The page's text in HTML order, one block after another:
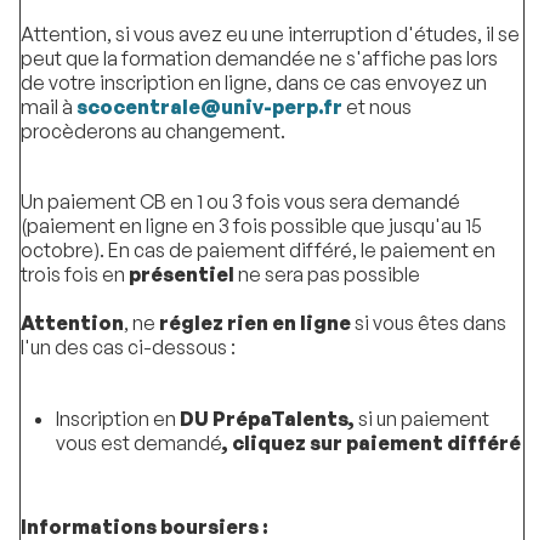
Attention, si vous avez eu une interruption d'études, il se
peut que la formation demandée ne s'affiche pas lors
de votre inscription en ligne, dans ce cas envoyez un
mail à scocentrale@univ-perp.fr et nous
procèderons au changement.
Un paiement CB en 1 ou 3 fois vous sera demandé
(paiement en ligne en 3 fois possible que jusqu'au 15
octobre). En cas de paiement différé, le paiement en
trois fois en présentiel ne sera pas possible
Attention, ne réglez rien en lignesi vous êtes dans
l'un des cas ci-dessous :
Inscription en DU PrépaTalents, si un paiement
vous est demandé, cliquez sur paiement différé
Informations boursiers :